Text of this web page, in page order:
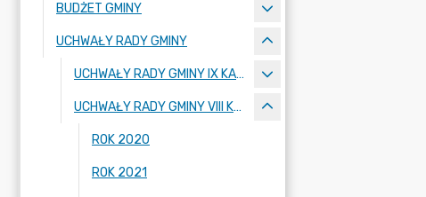
BUDŻET GMINY
UCHWAŁY RADY GMINY
UCHWAŁY RADY GMINY IX KADENCJI 2024-2029
UCHWAŁY RADY GMINY VIII KADENCJI 2018-2023
ROK 2020
ROK 2021